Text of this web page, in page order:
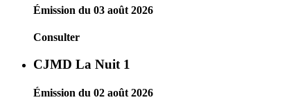
Émission du 03 août 2026
Consulter
CJMD La Nuit 1
Émission du 02 août 2026